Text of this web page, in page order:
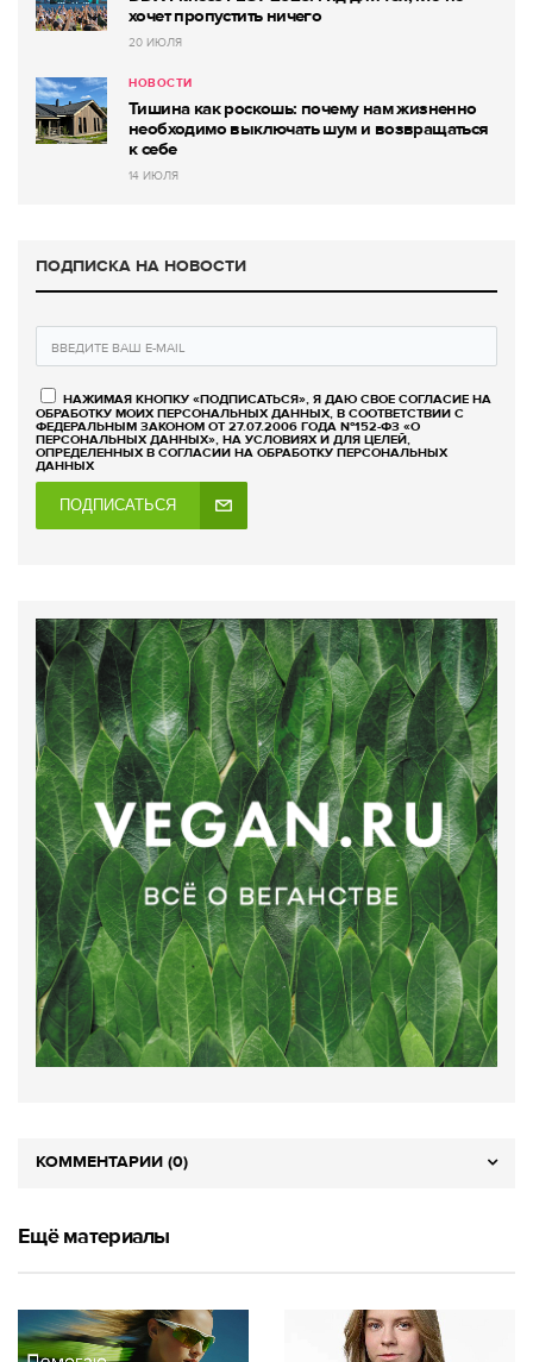
хочет пропустить ничего
20 ИЮЛЯ
НОВОСТИ
Тишина как роскошь: почему нам жизненно
необходимо выключать шум и возвращаться
к себе
14 ИЮЛЯ
ПОДПИСКА НА НОВОСТИ
НАЖИМАЯ КНОПКУ «ПОДПИСАТЬСЯ», Я ДАЮ СВОЕ СОГЛАСИЕ НА
ОБРАБОТКУ МОИХ ПЕРСОНАЛЬНЫХ ДАННЫХ, В СООТВЕТСТВИИ С
ФЕДЕРАЛЬНЫМ ЗАКОНОМ ОТ 27.07.2006 ГОДА №152-ФЗ «О
ПЕРСОНАЛЬНЫХ ДАННЫХ», НА УСЛОВИЯХ И ДЛЯ ЦЕЛЕЙ,
ОПРЕДЕЛЕННЫХ В СОГЛАСИИ НА ОБРАБОТКУ ПЕРСОНАЛЬНЫХ
ДАННЫХ
ПОДПИСАТЬСЯ
КОММЕНТАРИИ (0)
Ещё материалы